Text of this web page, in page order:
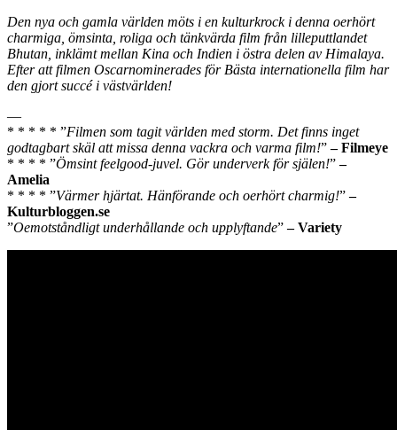
Den nya och gamla världen möts i en kulturkrock i denna oerhört
charmiga, ömsinta, roliga och tänkvärda film från lilleputtlandet
Bhutan, inklämt mellan Kina och Indien i östra delen av Himalaya.
Efter att filmen Oscarnominerades för Bästa internationella film har
den gjort succé i västvärlden!
—
* * * * * ”Filmen som tagit världen med storm. Det finns inget
godtagbart skäl att missa denna vackra och varma film!”– Filmeye
* * * * ”Ömsint feelgood-juvel. Gör underverk för själen!”–
Amelia
* * * * ”Värmer hjärtat. Hänförande och oerhört charmig!”–
Kulturbloggen.se
”Oemotståndligt underhållande och upplyftande”– Variety